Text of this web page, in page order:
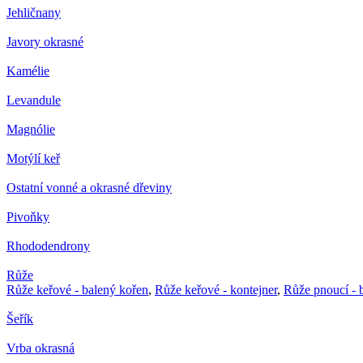
Jehličnany
Javory okrasné
Kamélie
Levandule
Magnólie
Motýlí keř
Ostatní vonné a okrasné dřeviny
Pivoňky
Rhododendrony
Růže
Růže keřové - balený kořen, Růže keřové - kontejner, Růže pnoucí -
Šeřík
Vrba okrasná